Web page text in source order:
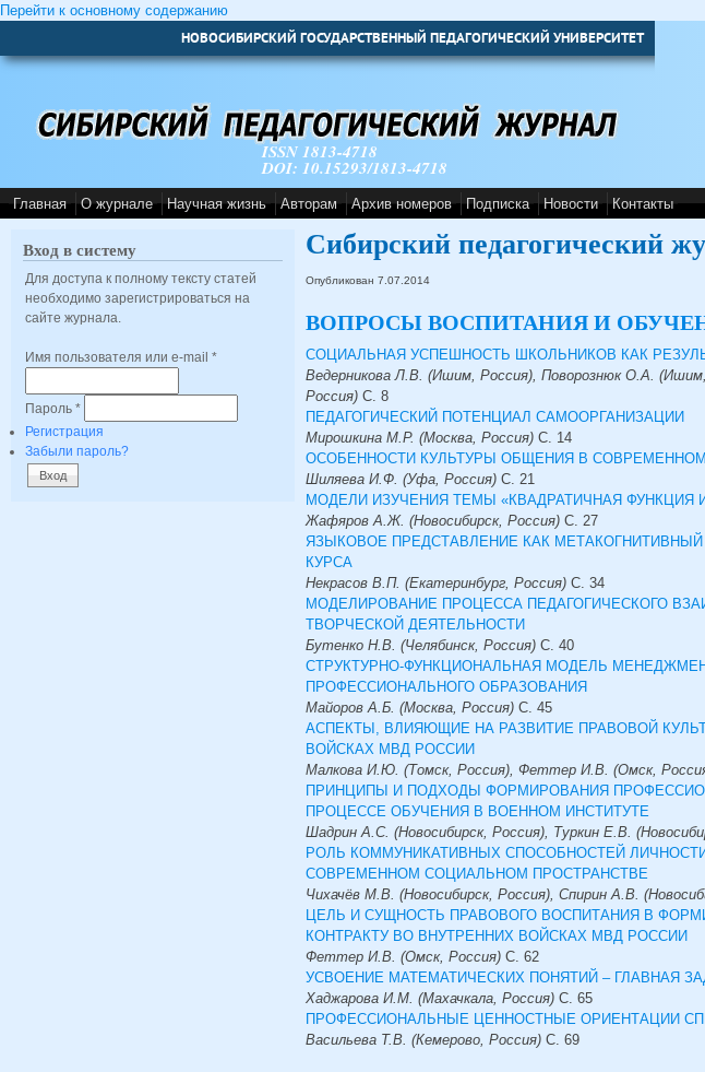
Перейти к основному содержанию
НОВОСИБИРСКИЙ ГОСУДАРСТВЕННЫЙ ПЕДАГОГИЧЕСКИЙ УНИВЕРСИТЕТ
ISSN 1813-4718
DOI: 10.15293/1813-4718
Главная О журнале Научная жизнь Авторам Архив номеров Подписка Новости Контакты
Вход в систему
Для доступа к полному тексту статей
необходимо зарегистрироваться на
сайте журнала.
Имя пользователя или e-mail *
Пароль *
Регистрация
Забыли пароль?
Сибирский педагогический
Опубликован 7.07.2014
ВОПРОСЫ ВОСПИТАНИЯ И
СОЦИАЛЬНАЯ УСПЕШНОСТЬ ШКОЛЬНИКОВ КАК
Ведерникова Л.В. (Ишим, Россия), Поворознюк О.А.
Россия) С. 8
ПЕДАГОГИЧЕСКИЙ ПОТЕНЦИАЛ САМООРГАНИЗАЦИИ
Мирошкина М.Р. (Москва, Россия) С. 14
ОСОБЕННОСТИ КУЛЬТУРЫ ОБЩЕНИЯ В
Шиляева И.Ф. (Уфа, Россия) С. 21
МОДЕЛИ ИЗУЧЕНИЯ ТЕМЫ «КВАДРАТИЧНАЯ
Жафяров А.Ж. (Новосибирск, Россия) С. 27
ЯЗЫКОВОЕ ПРЕДСТАВЛЕНИЕ КАК
КУРСА
Некрасов В.П. (Екатеринбург, Россия) С. 34
МОДЕЛИРОВАНИЕ ПРОЦЕССА ПЕДАГОГИЧЕСКОГО
ТВОРЧЕСКОЙ ДЕЯТЕЛЬНОСТИ
Бутенко Н.В. (Челябинск, Россия) С. 40
СТРУКТУРНО-ФУНКЦИОНАЛЬНАЯ МОДЕЛЬ
ПРОФЕССИОНАЛЬНОГО ОБРАЗОВАНИЯ
Майоров А.Б. (Москва, Россия) С. 45
АСПЕКТЫ, ВЛИЯЮЩИЕ НА РАЗВИТИЕ ПРАВОВОЙ
ВОЙСКАХ МВД РОССИИ
Малкова И.Ю. (Томск, Россия), Феттер И.В. (Омск,
ПРИНЦИПЫ И ПОДХОДЫ ФОРМИРОВАНИЯ
ПРОЦЕССЕ ОБУЧЕНИЯ В ВОЕННОМ ИНСТИТУТЕ
Шадрин А.С. (Новосибирск, Россия), Туркин Е.В.
РОЛЬ КОММУНИКАТИВНЫХ СПОСОБНОСТЕЙ
СОВРЕМЕННОМ СОЦИАЛЬНОМ ПРОСТРАНСТВЕ
Чихачёв М.В. (Новосибирск, Россия), Спирин А.В.
ЦЕЛЬ И СУЩНОСТЬ ПРАВОВОГО ВОСПИТАНИЯ В
КОНТРАКТУ ВО ВНУТРЕННИХ ВОЙСКАХ МВД РОССИИ
Феттер И.В. (Омск, Россия) С. 62
УСВОЕНИЕ МАТЕМАТИЧЕСКИХ ПОНЯТИЙ – ГЛАВНАЯ
Хаджарова И.М. (Махачкала, Россия) С. 65
ПРОФЕССИОНАЛЬНЫЕ ЦЕННОСТНЫЕ ОРИЕНТАЦИИ
Васильева Т.В. (Кемерово, Россия) С. 69